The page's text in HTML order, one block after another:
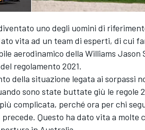
uno degli uomini di
vita ad un team di esperti, di cui
aerodinamico della Williams
regolamento 2021.
della situazione legata ai sorpassi
sono state buttate giù le regole
complicata, perché ora per chi
precede. Questo ha dato vita a